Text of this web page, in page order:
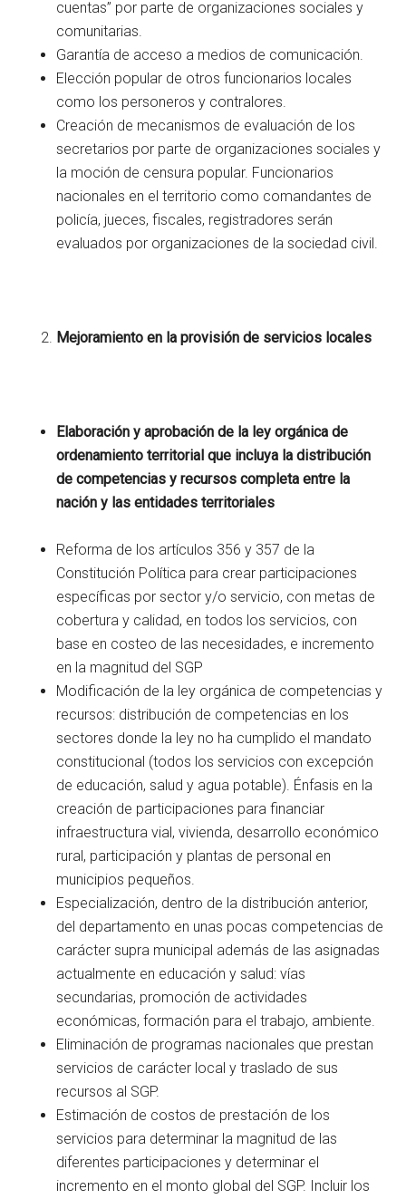
cuentas” por parte de organizaciones sociales y
comunitarias.
Garantía de acceso a medios de comunicación.
Elección popular de otros funcionarios locales
como los personeros y contralores.
Creación de mecanismos de evaluación de los
secretarios por parte de organizaciones sociales y
la moción de censura popular. Funcionarios
nacionales en el territorio como comandantes de
policía, jueces, fiscales, registradores serán
evaluados por organizaciones de la sociedad civil.
Mejoramiento en la provisión de servicios locales
Elaboración y aprobación de la ley orgánica de
ordenamiento territorial que incluya la distribución
de competencias y recursos completa entre la
nación y las entidades territoriales
Reforma de los artículos 356 y 357 de la
Constitución Política para crear participaciones
específicas por sector y/o servicio, con metas de
cobertura y calidad, en todos los servicios, con
base en costeo de las necesidades, e incremento
en la magnitud del SGP
Modificación de la ley orgánica de competencias y
recursos: distribución de competencias en los
sectores donde la ley no ha cumplido el mandato
constitucional (todos los servicios con excepción
de educación, salud y agua potable). Énfasis en la
creación de participaciones para financiar
infraestructura vial, vivienda, desarrollo económico
rural, participación y plantas de personal en
municipios pequeños.
Especialización, dentro de la distribución anterior,
del departamento en unas pocas competencias de
carácter supra municipal además de las asignadas
actualmente en educación y salud: vías
secundarias, promoción de actividades
económicas, formación para el trabajo, ambiente.
Eliminación de programas nacionales que prestan
servicios de carácter local y traslado de sus
recursos al SGP.
Estimación de costos de prestación de los
servicios para determinar la magnitud de las
diferentes participaciones y determinar el
incremento en el monto global del SGP. Incluir los